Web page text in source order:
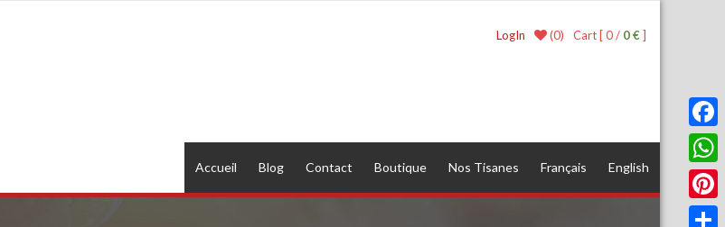
Cart [ 0 / 0 €]
(0)
LogIn
Accueil Blog Contact Boutique Nos Tisanes Français English